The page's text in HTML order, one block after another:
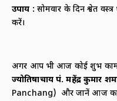
उपाय : सोमवार के दिन श्वेत
करें।
अगर आप भी आज कोई शुभ काम
ज्योतिषाचार्य पं. महेंद्र कुमार
Panchang) और जानें आज